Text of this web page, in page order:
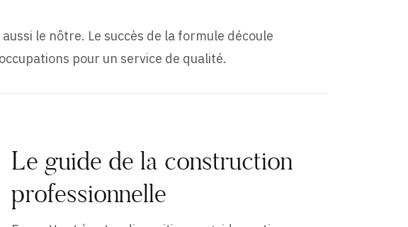
le nôtre. Le succès de la formule découle
pour un service de qualité.
Le guide de la construction
professionnelle